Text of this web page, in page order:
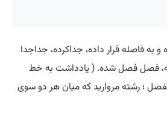
به فاصله قرار داده، جداکرده، جداجدا
فصل فصل شده. ( یادداشت به خط
؛ رشته مروارید که میان هر دو سوی